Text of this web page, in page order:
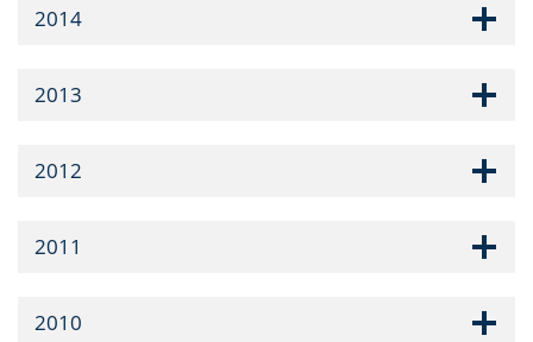
2014
2013
2012
2011
2010